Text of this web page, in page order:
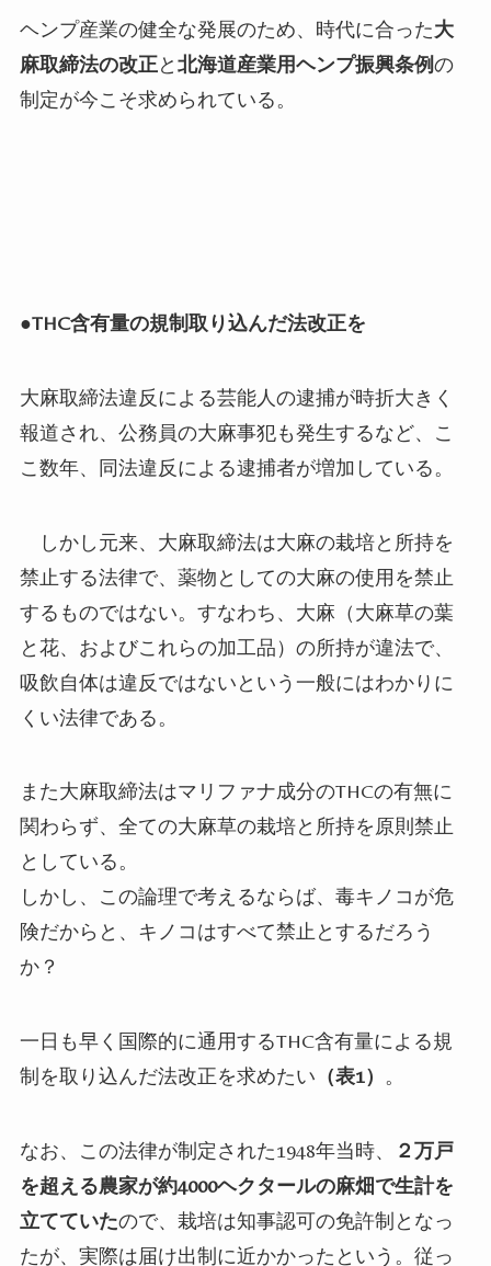
ヘンプ産業の健全な発展のため、時代に合った大
麻取締法の改正と北海道産業用ヘンプ振興条例の
制定が今こそ求められている。
●THC含有量の規制取り込んだ法改正を
大麻取締法違反による芸能人の逮捕が時折大きく
報道され、公務員の大麻事犯も発生するなど、こ
こ数年、同法違反による逮捕者が増加している。
しかし元来、大麻取締法は大麻の栽培と所持を
禁止する法律で、薬物としての大麻の使用を禁止
するものではない。すなわち、大麻（大麻草の葉
と花、およびこれらの加工品）の所持が違法で、
吸飲自体は違反ではないという一般にはわかりに
くい法律である。
また大麻取締法はマリファナ成分のTHCの有無に
関わらず、全ての大麻草の栽培と所持を原則禁止
としている。
しかし、この論理で考えるならば、 毒キノコが危
険だからと、キノコはすべて禁止とするだろう
か？
一日も早く国際的に通用するTHC含有量による規
制を取り込んだ法改正を求めたい （表1） 。
なお、この法律が制定された1948年当時、
２万戸
を超える農家が約4000ヘクタールの麻畑で生計を
立てていたので、栽培は知事認可の免許制となっ
たが、実際は届け出制に近かかったという。従っ